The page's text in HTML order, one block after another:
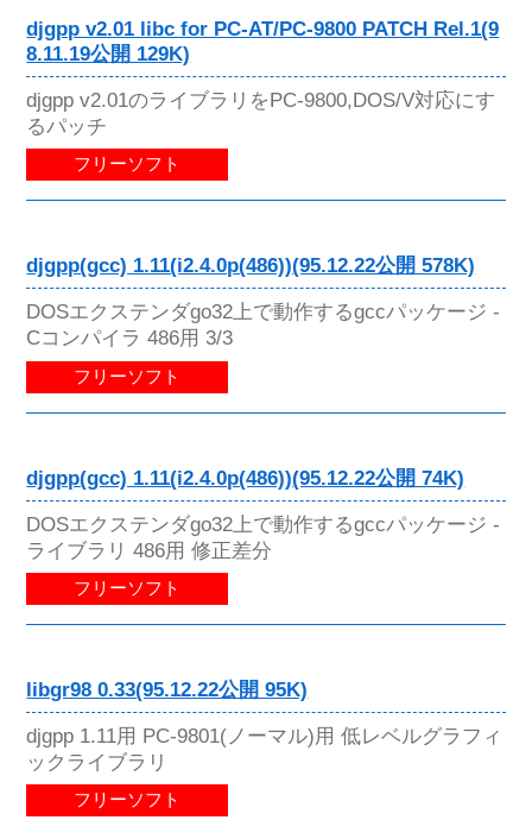
djgpp v2.01 libc for PC-AT/PC-9800 PATCH Rel.1(9
8.11.19公開 129K)
djgpp v2.01のライブラリをPC-9800,DOS/V対応にす
るパッチ
フリーソフト
djgpp(gcc) 1.11(i2.4.0p(486))(95.12.22公開 578K)
DOSエクステンダgo32上で動作するgccパッケージ -
Cコンパイラ 486用 3/3
フリーソフト
djgpp(gcc) 1.11(i2.4.0p(486))(95.12.22公開 74K)
DOSエクステンダgo32上で動作するgccパッケージ -
ライブラリ 486用 修正差分
フリーソフト
libgr98 0.33(95.12.22公開 95K)
djgpp 1.11用 PC-9801(ノーマル)用 低レベルグラフィ
ックライブラリ
フリーソフト